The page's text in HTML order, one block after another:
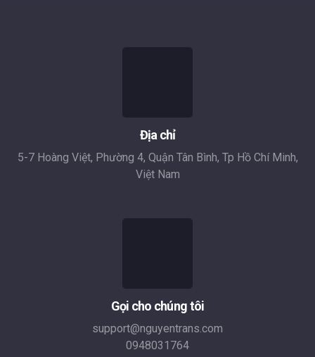
Địa chỉ
5-7 Hoàng Việt, Phường 4, Quận Tân Bình, Tp Hồ Chí Minh,
Việt Nam
Gọi cho chúng tôi
support@nguyentrans.com
0948031764